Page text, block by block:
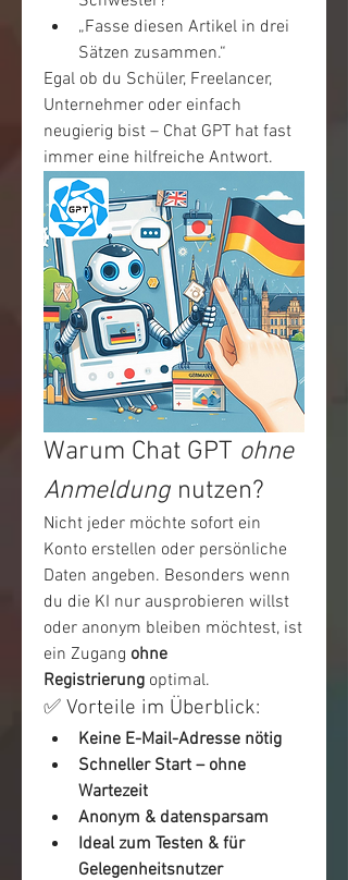
„Fasse diesen Artikel in drei
Sätzen zusammen.“
Egal ob du Schüler, Freelancer,
Unternehmer oder einfach
neugierig bist – Chat GPT hat fast
immer eine hilfreiche Antwort.
Warum Chat GPT ohne
Anmeldung nutzen?
Nicht jeder möchte sofort ein
Konto erstellen oder persönliche
Daten angeben. Besonders wenn
du die KI nur ausprobieren willst
oder anonym bleiben möchtest, ist
ein Zugang ohne
Registrierung optimal.
✅ Vorteile im Überblick:
Keine E-Mail-Adresse nötig
Schneller Start – ohne
Wartezeit
Anonym & datensparsam
Ideal zum Testen & für
Gelegenheitsnutzer